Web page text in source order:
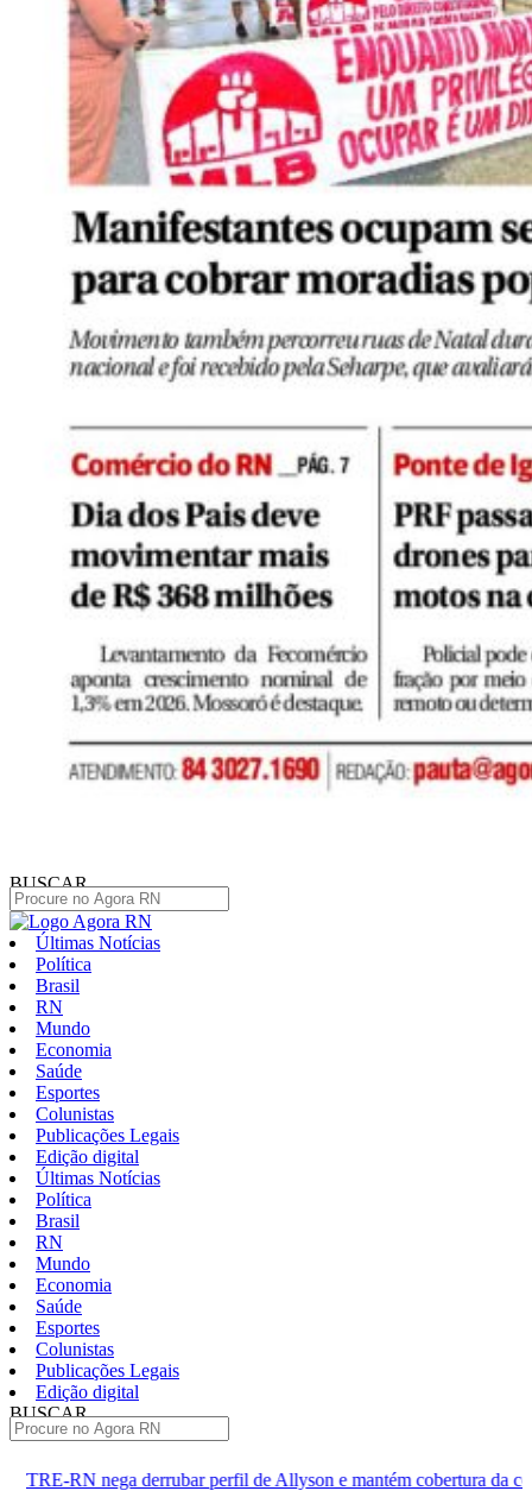
BUSCAR
Últimas Notícias
Política
Brasil
RN
Mundo
Economia
Saúde
Esportes
Colunistas
Publicações Legais
Edição digital
Últimas Notícias
Política
Brasil
RN
Mundo
Economia
Saúde
Esportes
Colunistas
Publicações Legais
Edição digital
BUSCAR
perfil de Allyson e mantém cobertura da convenção
Dupla